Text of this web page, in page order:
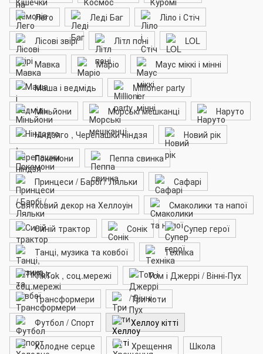
Лего
Леді Баг
Ліло і Стіч
Лісові звірі
Літл поні
LOL
Мавка
Маріо
Маус міккі і мінні
Маша і ведмідь
Millioner party
Міньйони
Морські мешканці
Наруто
Ніндзяго , Черепашки ніндзя
Новий рік
Покемони
Пеппа свинка
Принцеси / Барбі / Ляльки
Сафарі
Святковий декор на Хеллоуін
Смаколики та напої
Синій трактор
Сонік
Супер герої
Танці, музика та ковбої
Техніка
TikTok , соц.мережі
Том і Джеррі / Вінні-Пух
Трансформери
Три коти
Футбол / Спорт
Хеллоу кітті
Холодне серце
Хрещення
Школа